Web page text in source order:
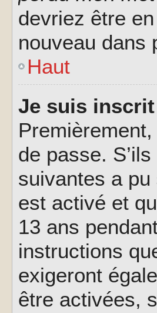
devriez être
nouveau dans
Haut
Je suis
de passe.
suivantes a pu
est activé et
13 ans
instructions
exigeront
être activées,